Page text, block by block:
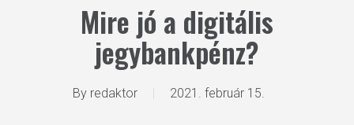
Mire jó a digitális
jegybankpénz?
By redaktor 2021. február 15.